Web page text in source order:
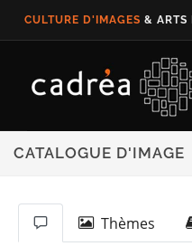
CULTURE D'IMAGES & ARTS
CATALOGUE D'IMAGE
Thèmes